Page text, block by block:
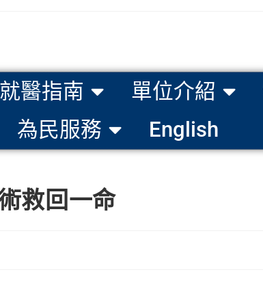
就醫指南 單位介紹
為民服務
English
救回一命